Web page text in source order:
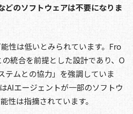
のソフトウェアは不要になりま
性は低いとみられています。Fro
統合を前提とした設計であり、O
テムとの協力」を強調していま
AIエージェントが一部のソフトウ
性は指摘されています。